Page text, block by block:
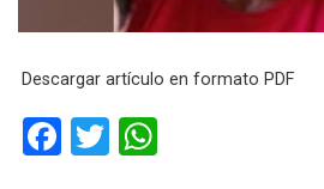
Descargar artículo en formato PDF
F
T